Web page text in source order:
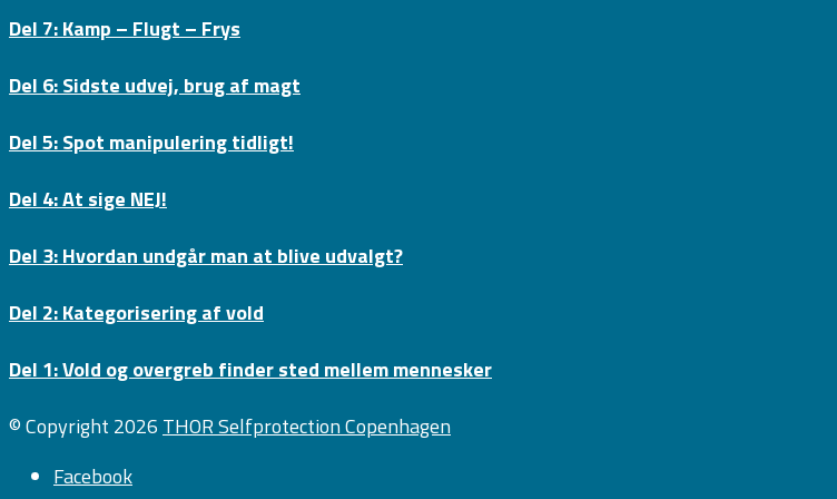
Del 7: Kamp – Flugt – Frys
Del 6: Sidste udvej, brug af magt
Del 5: Spot manipulering tidligt!
Del 4: At sige NEJ!
Del 3: Hvordan undgår man at blive udvalgt?
Del 2: Kategorisering af vold
Del 1: Vold og overgreb finder sted mellem mennesker
© Copyright 2026 THOR Selfprotection Copenhagen
Facebook